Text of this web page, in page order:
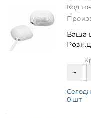
Код
Ваша
0 шт